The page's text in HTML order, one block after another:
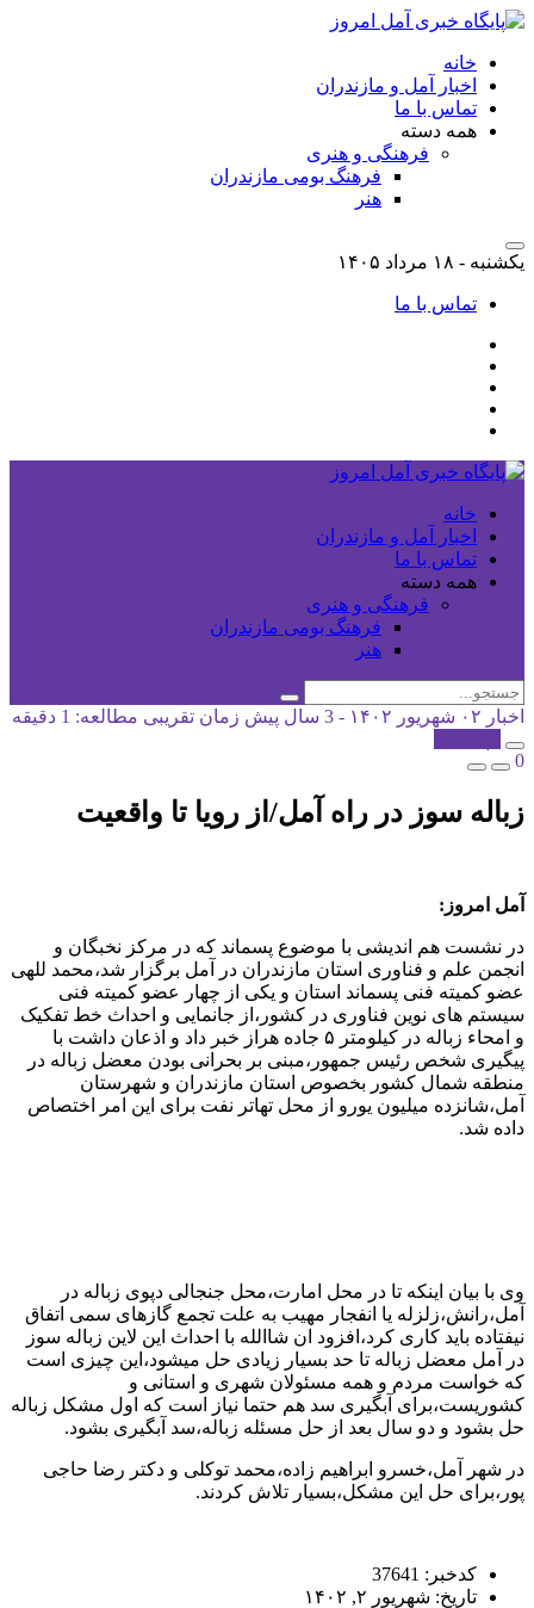
خانه
اخبار آمل و مازندران
تماس با ما
همه دسته
فرهنگی و هنری
فرهنگ بومی مازندران
هنر
یکشنبه - ۱۸ مرداد ۱۴۰۵
تماس با ما
خانه
اخبار آمل و مازندران
تماس با ما
همه دسته
فرهنگی و هنری
فرهنگ بومی مازندران
هنر
اخبار ۰۲ شهریور ۱۴۰۲ - 3 سال پیش
زمان تقریبی مطالعه: 1 دقیقه
0
زباله سوز در راه آمل/از رویا تا واقعیت
آمل امروز:
در نشست هم اندیشی با موضوع پسماند که در مرکز نخبگان و
انجمن علم و فناوری استان مازندران در آمل برگزار شد،محمد للهی
عضو کمیته فنی پسماند استان و یکی از چهار عضو کمیته فنی
سیستم های نوین فناوری در کشور،از جانمایی و احداث خط تفکیک
و امحاء زباله در کیلومتر ۵ جاده هراز خبر داد و اذعان داشت با
پیگیری شخص رئیس جمهور،مبنی بر بحرانی بودن معضل زباله در
منطقه شمال کشور بخصوص استان مازندران و شهرستان
آمل،شانزده میلیون یورو از محل تهاتر نفت برای این امر اختصاص
داده شد.
وی با بیان اینکه تا در محل امارت،محل جنجالی دپوی زباله در
آمل،رانش،زلزله یا انفجار مهیب به علت تجمع گازهای سمی اتفاق
نیفتاده باید کاری کرد،افزود ان شاالله با احداث این لاین زباله سوز
در آمل معضل زباله تا حد بسیار زیادی حل میشود،این چیزی است
که خواست مردم و همه مسئولان شهری و استانی و
کشوریست،برای آبگیری سد هم حتما نیاز است که اول مشکل زباله
حل بشود و دو سال بعد از حل مسئله زباله،سد آبگیری بشود.
در شهر آمل،خسرو ابراهیم زاده،محمد توکلی و دکتر رضا حاجی
پور،برای حل این مشکل،بسیار تلاش کردند.
کدخبر: 37641
تاریخ: شهریور ۲, ۱۴۰۲